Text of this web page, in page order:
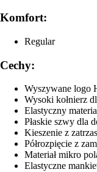
Komfort:
Regular
Cechy:
Wyszywane logo
Wysoki kołnierz
Elastyczny
Płaskie szwy dla
Kieszenie z
Półrozpięcie z
Materiał mikro
Elastyczne